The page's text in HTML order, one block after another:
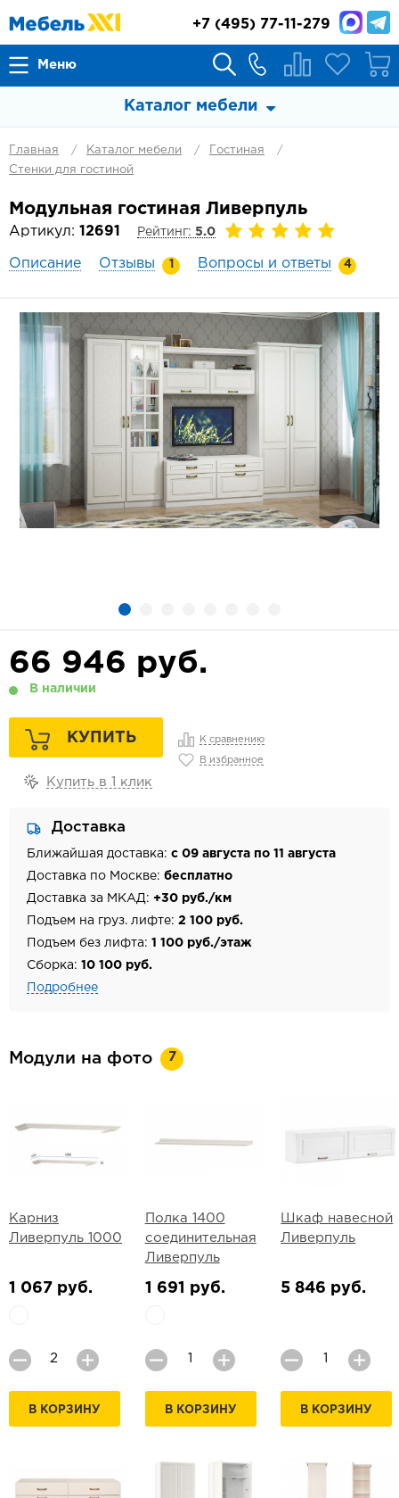
Меню
+7 (495) 77-11-279
Каталог мебели
Главная Каталог мебели
Гостиная
Стенки для гостиной
Модульная гостиная Ливерпуль
Артикул: 12691 Рейтинг: 5.0
Описание Отзывы 1 Вопросы и ответы 4
66 946 руб.
В наличии
КУПИТЬ К сравнению
В избранное
Купить в 1 клик
Доставка
Ближайшая доставка: с 09 августа по 11 августа
Доставка по Москве: бесплатно
Доставка за МКАД: +30 руб./км
Подъем на груз. лифте: 2 100 руб.
Подъем без лифта: 1 100 руб./этаж
Сборка: 10 100 руб.
Подробнее
Модули на фото 7
Карниз
Ливерпуль 1000
1 067 руб.
В КОРЗИНУ
Полка 1400
соединительная
Ливерпуль
1 691 руб.
В КОРЗИНУ
Шкаф навесной
Ливерпуль
5 846 руб.
В КОРЗИНУ